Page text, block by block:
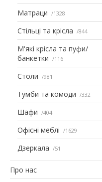
Матраци 1328
Стільці та крісла 844
М'які крісла та пуфи/
банкетки
116
Столи 981
Тумби та комоди 332
Шафи 404
Офісні меблі 1629
Дзеркала 51
Про нас